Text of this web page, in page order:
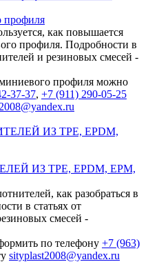
профиля
как повышается
профиля. Подробности в
и резиновых смесей -
профиля можно
37-37, +7 (911) 290-05-25
ИЗ TPE, EPDM, EPM,
как разобраться в
в статьях от
смесей -
по телефону +7 (963)
sityplast2008@yandex.ru